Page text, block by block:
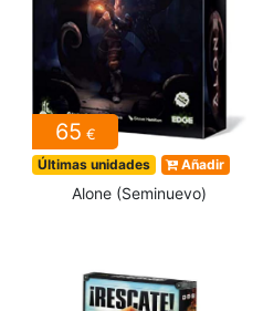
65 €
Últimas unidades Añadir
Alone (Seminuevo)